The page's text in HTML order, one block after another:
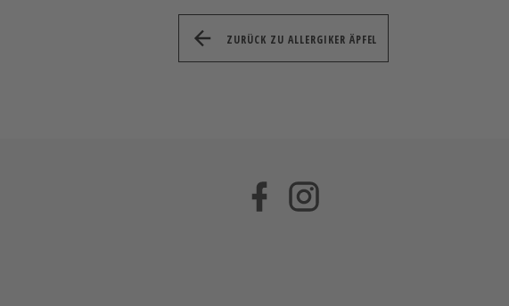
ZURÜCK ZU ALLERGIKER ÄPFEL
Facebook